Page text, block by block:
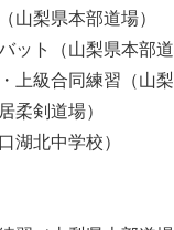
梨県本部道場）
ト（山梨県本部道
級合同練習（山梨
剣道場）
北中学校）